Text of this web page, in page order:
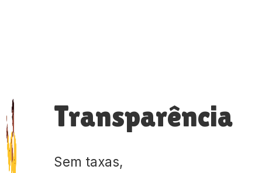
Transparência
Sem taxas,